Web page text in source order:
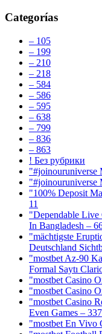
Categorías
– 105
– 199
– 210
– 218
– 584
– 586
– 595
– 638
– 799
– 836
– 863
! Без рубрики
"#joinouruniverse
"#joinouruniverse
"100% Deposit
11
"Dependable
In Bangladesh –
"mächtigste
Deutschland
"mostbet Az-90
Formal Saytı
"mostbet Casino
"mostbet Casino
"mostbet Casino
Even Games – 337
"mostbet En Vivo